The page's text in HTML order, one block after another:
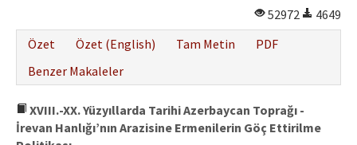
Hakem Rehberi
İletişim
52972
4649
Özet
Özet (English) Tam Metin
PDF
Benzer Makaleler
XVIII.-XX. Yüzyıllarda Tarihi Azerbaycan Toprağı -
İrevan Hanlığı’nın Arazisine Ermenilerin Göç Ettirilme